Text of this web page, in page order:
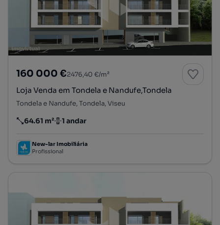
160 000 €2476,40 €/m²
Loja Venda em Tondela e Nandufe,Tondela
Tondela e Nandufe, Tondela, Viseu
Preço por metro quadrado
64.61 m²
Andar 1 andar
New-lar Imobiliária
Profissional